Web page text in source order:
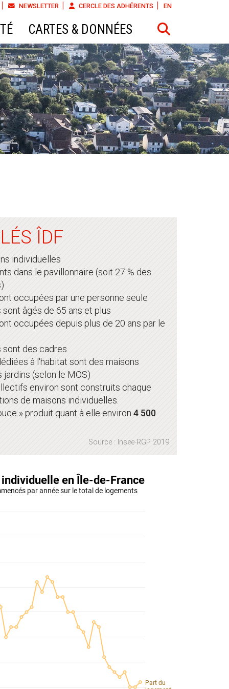
NEWSLETTER CERCLE DES ADHÉRENTS EN
CARTES & DONNÉES
ÎDF
individuelles
dans le pavillonnaire (soit 27 % des
occupées par une personne seule
âgés de 65 ans et plus
occupées depuis plus de 20 ans par le
des cadres
à l'habitat sont des maisons
(selon le MOS)
environ sont construits chaque
de maisons individuelles.
» produit quant à elle environ 4 500
Source : Insee-RGP 2019